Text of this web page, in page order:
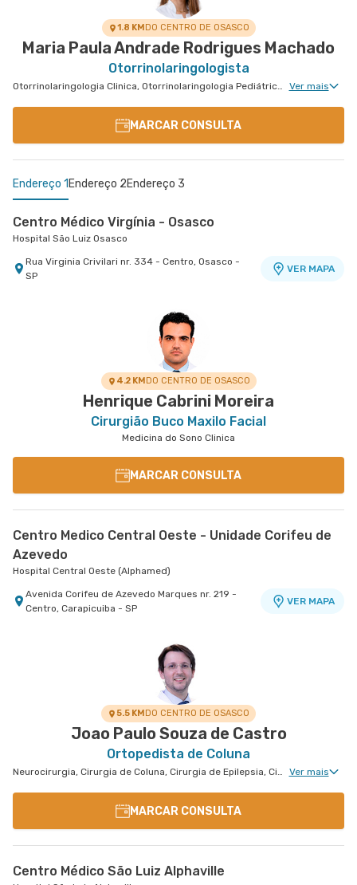
1.8 KMDO CENTRO DE OSASCO
Maria Paula Andrade Rodrigues Machado
Otorrinolaringologista
Otorrinolaringologia Clinica, Otorrinolaringologia Pediátrica, Medicina do Sono Clinica Ver mais
MARCAR CONSULTA
Endereço 1 Endereço 2Endereço 3
Centro Médico Virgínia - Osasco
Hospital São Luiz Osasco
Rua Virginia Crivilari nr. 334 - Centro, Osasco -
SP
VER MAPA
Avenida Marcos Penteado de Ulhoa Rodrigues nr.
939 Edificio Jatobá - Torre Ii 1° Andar - Tambore,
Rua do Oratorio nr. 1369 - Mooca, Sao Paulo - SP
4.2 KMDO CENTRO DE OSASCO
Henrique Cabrini Moreira
Cirurgião Buco Maxilo Facial
Medicina do Sono Clinica
MARCAR CONSULTA
Centro Medico Central Oeste - Unidade Corifeu de
Azevedo
Hospital Central Oeste (Alphamed)
Avenida Corifeu de Azevedo Marques nr. 219 -
Centro, Carapicuiba - SP
VER MAPA
5.5 KMDO CENTRO DE OSASCO
Joao Paulo Souza de Castro
Ortopedista de Coluna
Neurocirurgia, Cirurgia de Coluna, Cirurgia de Epilepsia, Cirurgia de Parkinson, Medicina do Sono Clinica, Disturbios de Movimento, Neurocirurgia Oncológica, Clínica da Dor Geral, Neurocirurgia de Coluna, Neuroradiologia, Neurocirurgia Pediátrica Ver mais
MARCAR CONSULTA
Centro Médico São Luiz Alphaville